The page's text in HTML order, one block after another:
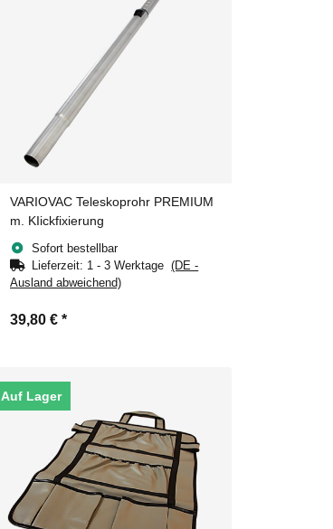
VARIOVAC Teleskoprohr PREMIUM
m. KIickfixierung
Sofort bestellbar
Lieferzeit: 1 - 3 Werktage(DE -
Ausland abweichend)
39,80 € *
Auf Lager